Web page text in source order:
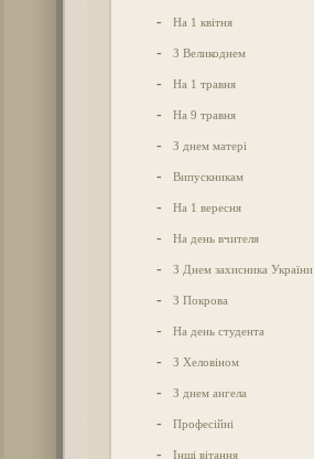
- На 1 квітня
- З Великоднем
- На 1 травня
- На 9 травня
- З днем матері
- Випускникам
- На 1 вересня
- На день вчителя
- З Днем захисника України
- З Покрова
- На день студента
- З Хеловіном
- З днем ангела
- Професійні
- Інші вітання